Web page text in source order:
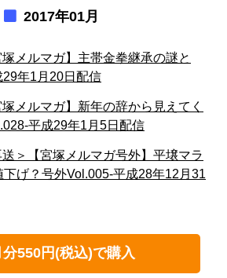
2017年01月
塚メルマガ】主帯金拳継承の謎と
年1月20日配信
塚メルマガ】新年の辞から見えてく
平成29年1月5日配信
送＞【宮塚メルマガ号外】平壌マラ
げ？号外Vol.005-平成28年12月31
分550円(税込)で購入